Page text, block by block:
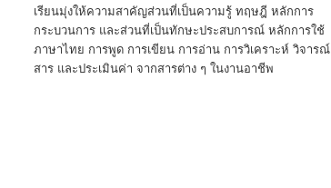
เรียนมุ่งให้ความสาคัญส่วนที่เป็นความรู้ ทฤษฎี หลักการ
กระบวนการ และส่วนที่เป็นทักษะประสบการณ์ หลักการใช้
ภาษาไทย การพูด การเขียน การอ่าน การวิเคราะห์ วิจารณ์
สาร และประเมินค่า จากสารต่าง ๆ ในงานอาชีพ